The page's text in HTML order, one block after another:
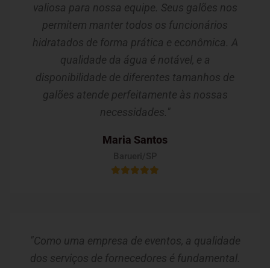
valiosa para nossa equipe. Seus galões nos
permitem manter todos os funcionários
hidratados de forma prática e econômica. A
qualidade da água é notável, e a
disponibilidade de diferentes tamanhos de
galões atende perfeitamente às nossas
necessidades."
Maria Santos
"Como uma empresa de eventos, a qualidade
dos serviços de fornecedores é fundamental.